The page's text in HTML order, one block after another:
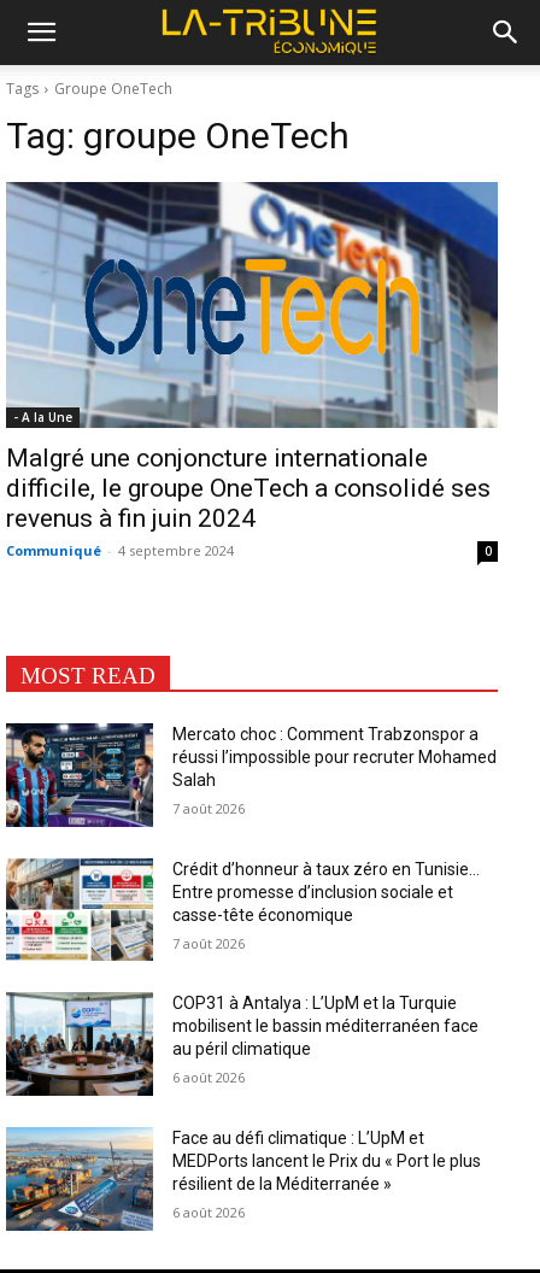
Tags Groupe OneTech
Tag: groupe OneTech
- A la Une
Malgré une conjoncture internationale
difficile, le groupe OneTech a consolidé ses
revenus à fin juin 2024
Communiqué - 4 septembre 2024 0
MOST READ
Mercato choc : Comment Trabzonspor a
réussi l’impossible pour recruter Mohamed
Salah
7 août 2026
Crédit d’honneur à taux zéro en Tunisie…
Entre promesse d’inclusion sociale et
casse-tête économique
7 août 2026
COP31 à Antalya : L’UpM et la Turquie
mobilisent le bassin méditerranéen face
au péril climatique
6 août 2026
Face au défi climatique : L’UpM et
MEDPorts lancent le Prix du « Port le plus
résilient de la Méditerranée »
6 août 2026